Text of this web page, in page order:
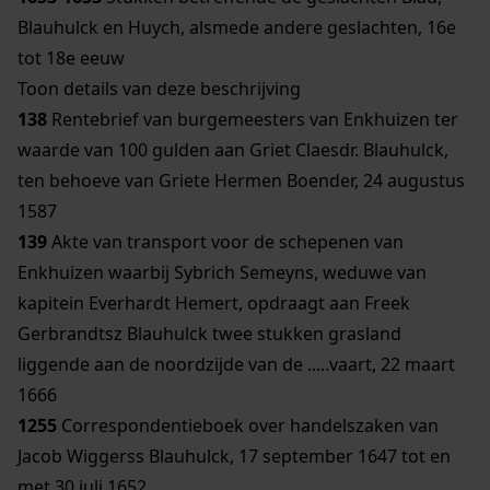
Blauhulck en Huych, alsmede andere geslachten, 16e
tot 18e eeuw
Toon details van deze beschrijving
138 Rentebrief van burgemeesters van Enkhuizen ter
waarde van 100 gulden aan Griet Claesdr. Blauhulck,
ten behoeve van Griete Hermen Boender, 24 augustus
1587
139Akte van transport voor de schepenen van
Enkhuizen waarbij Sybrich Semeyns, weduwe van
kapitein Everhardt Hemert, opdraagt aan Freek
Gerbrandtsz Blauhulck twee stukken grasland
liggende aan de noordzijde van de .....vaart, 22 maart
1666
1255 Correspondentieboek over handelszaken van
Jacob Wiggerss Blauhulck, 17 september 1647 tot en